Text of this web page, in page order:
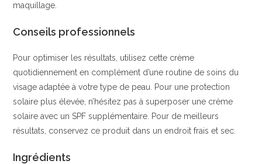
maquillage.
Conseils professionnels
Pour optimiser les résultats, utilisez cette crème
quotidiennement en complément d’une routine de soins du
visage adaptée à votre type de peau. Pour une protection
solaire plus élevée, n’hésitez pas à superposer une crème
solaire avec un SPF supplémentaire. Pour de meilleurs
résultats, conservez ce produit dans un endroit frais et sec.
Ingrédients